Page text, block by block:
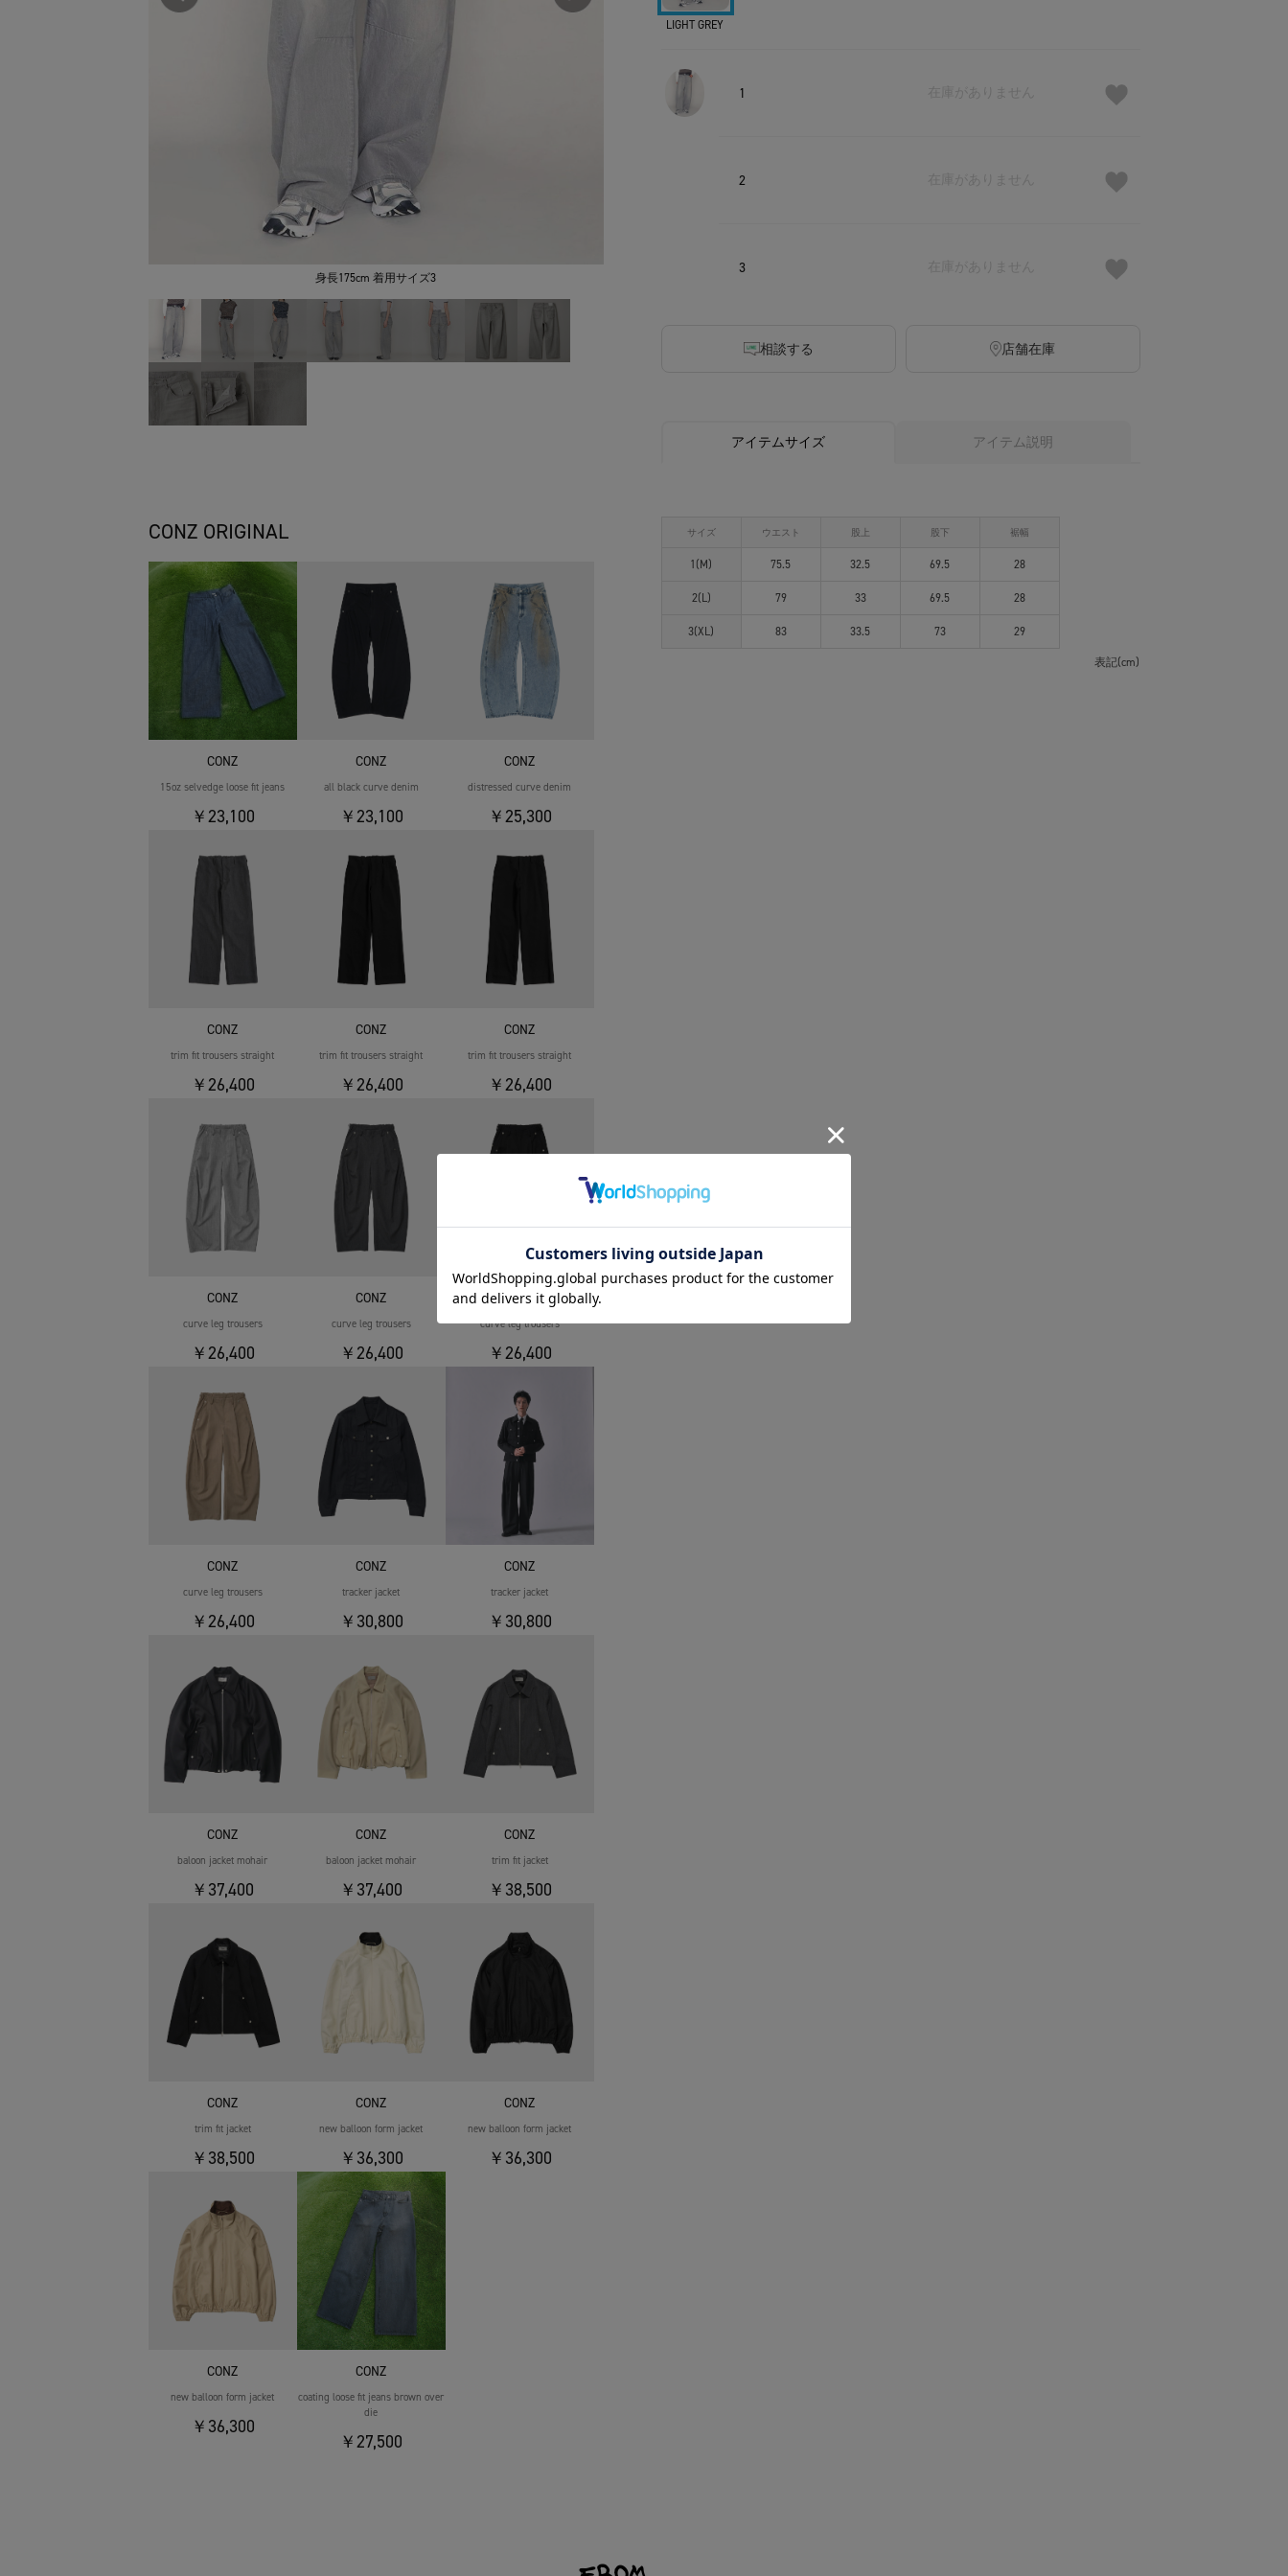
身長175cm 着用サイズ3
CONZ ORIGINAL
CONZ
15oz selvedge loose fit jeans
￥23,100
CONZ
all black curve denim
￥23,100
CONZ
distressed curve denim
￥25,300
CONZ
trim fit trousers straight
￥26,400
CONZ
trim fit trousers straight
￥26,400
CONZ
trim fit trousers straight
￥26,400
CONZ
curve leg trousers
￥26,400
CONZ
curve leg trousers
￥26,400
CONZ
curve leg trousers
￥26,400
CONZ
curve leg trousers
￥26,400
CONZ
tracker jacket
￥30,800
CONZ
tracker jacket
￥30,800
CONZ
baloon jacket mohair
￥37,400
CONZ
baloon jacket mohair
￥37,400
CONZ
trim fit jacket
￥38,500
CONZ
trim fit jacket
￥38,500
CONZ
new balloon form jacket
￥36,300
CONZ
new balloon form jacket
￥36,300
CONZ
new balloon form jacket
￥36,300
CONZ
coating loose fit jeans brown over
die
￥27,500
LIGHT GREY
1
2
3
相談する 店舗在庫
アイテムサイズ アイテム説明
サイズ ウエスト 股上 股下 裾幅
1(M) 75.5 32.5 69.5 28
2(L) 79 33 69.5 28
3(XL) 83 33.5 73
29
表記(cm)